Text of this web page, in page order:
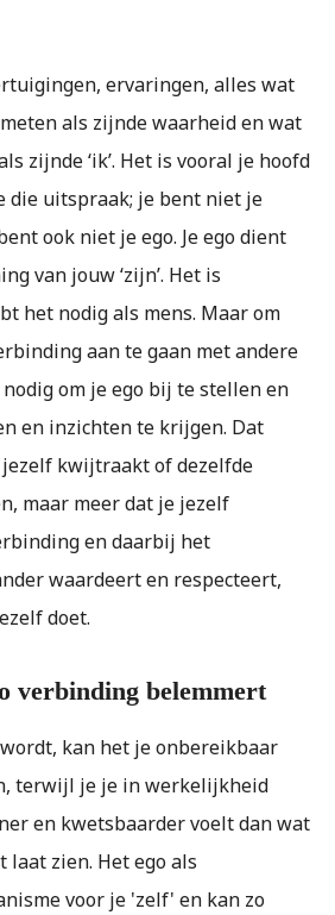
ervaringen, alles wat
als zijnde waarheid en wat
zijnde ‘ik’. Het is vooral je hoofd
die uitspraak; je bent niet je
ook niet je ego. Je ego dient
van jouw ‘zijn’. Het is
het nodig als mens. Maar om
aan te gaan met andere
om je ego bij te stellen en
en inzichten te krijgen. Dat
kwijtraakt of dezelfde
maar meer dat je jezelf
en daarbij het
waardeert en respecteert,
doet.
verbinding belemmert
kan het je onbereikbaar
terwijl je je in werkelijkheid
en kwetsbaarder voelt dan wat
laat zien. Het ego als
voor je 'zelf' en kan zo